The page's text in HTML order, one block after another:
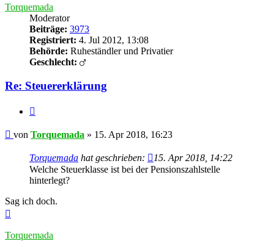
Torquemada
Moderator
Beiträge: 3973
Registriert: 4. Jul 2012, 13:08
Behörde: Ruheständler und Privatier
Geschlecht:
Re: Steuererklärung
Beitrag
von Torquemada » 15. Apr 2018, 16:23
Torquemada hat geschrieben:
15. Apr 2018, 14:22
Welche Steuerklasse ist bei der Pensionszahlstelle
hinterlegt?
Sag ich doch.
Torquemada